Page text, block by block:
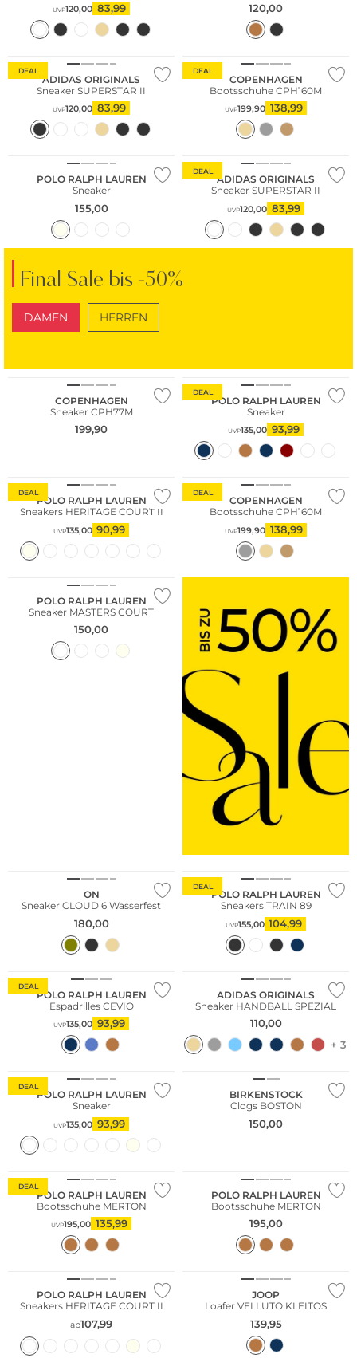
UVP120,00 83,99 120,00
DEAL
ADIDAS ORIGINALS
Sneaker SUPERSTAR II
UVP120,00 83,99
DEAL
COPENHAGEN
Bootsschuhe CPH160M
UVP199,90 138,99
POLO RALPH LAUREN
Sneaker
155,00
DEAL
ADIDAS ORIGINALS
Sneaker SUPERSTAR II
UVP120,00 83,99
Final Sale bis -50%
DAMEN HERREN
COPENHAGEN
Sneaker CPH77M
199,90
DEAL
POLO RALPH LAUREN
Sneaker
UVP135,00 93,99
DEAL
POLO RALPH LAUREN
Sneakers HERITAGE COURT II
UVP135,00 90,99
DEAL
COPENHAGEN
Bootsschuhe CPH160M
UVP199,90 138,99
POLO RALPH LAUREN
Sneaker MASTERS COURT
150,00
ON
Sneaker CLOUD 6 Wasserfest
180,00
DEAL
POLO RALPH LAUREN
Sneakers TRAIN 89
UVP155,00 104,99
DEAL
POLO RALPH LAUREN
Espadrilles CEVIO
UVP135,00 93,99
ADIDAS ORIGINALS
Sneaker HANDBALL SPEZIAL
110,00
+ 3
DEAL
POLO RALPH LAUREN
Sneaker
UVP135,00 93,99
BIRKENSTOCK
Clogs BOSTON
150,00
DEAL
POLO RALPH LAUREN
Bootsschuhe MERTON
UVP195,00 135,99
POLO RALPH LAUREN
Bootsschuhe MERTON
195,00
POLO RALPH LAUREN
Sneakers HERITAGE COURT II
ab107,99
JOOP
Loafer VELLUTO KLEITOS
139,95